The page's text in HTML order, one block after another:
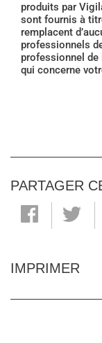
produits par
sont fournis à
remplacent
professionnels
professionnel de
qui concerne
PARTAGER
IMPRIMER